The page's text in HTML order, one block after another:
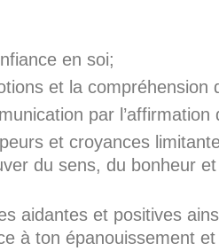
en soi;
et la compréhension
par l’affirmation
et croyances
du sens, du bonheur
aidantes et positives
à ton épanouissement